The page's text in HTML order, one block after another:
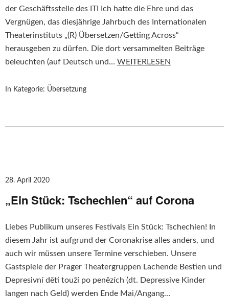
der Geschäftsstelle des ITI Ich hatte die Ehre und das
Vergnügen, das diesjährige Jahrbuch des Internationalen
Theaterinstituts „(R) Übersetzen/Getting Across“
herausgeben zu dürfen. Die dort versammelten Beiträge
beleuchten (auf Deutsch und… WEITERLESEN
In Kategorie: Übersetzung
28. April 2020
„Ein Stück: Tschechien“ auf Corona
Liebes Publikum unseres Festivals Ein Stück: Tschechien! In
diesem Jahr ist aufgrund der Coronakrise alles anders, und
auch wir müssen unsere Termine verschieben. Unsere
Gastspiele der Prager Theatergruppen Lachende Bestien und
Depresivní děti touží po penězích (dt. Depressive Kinder
langen nach Geld) werden Ende Mai/Angang…